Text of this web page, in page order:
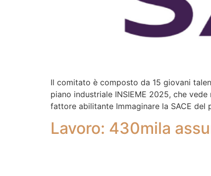
Il comitato è composto da 15 giovani
piano industriale INSIEME 2025, che
fattore abilitante Immaginare la SACE
Lavoro: 430mila